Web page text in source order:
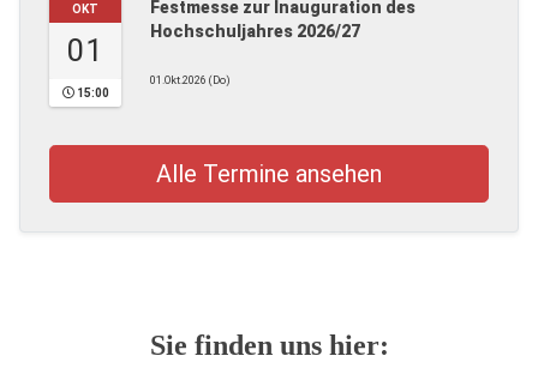
OKT
01
15:00
Festmesse zur Inauguration des
Hochschuljahres 2026/27
01.Okt.2026 (Do)
Alle Termine ansehen
Sie finden uns hier: